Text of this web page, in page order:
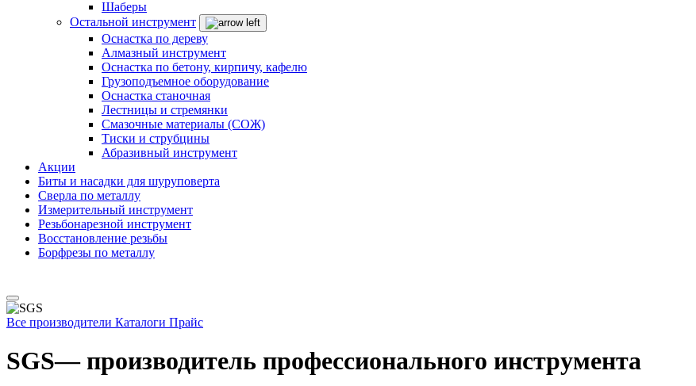
Шаберы
Остальной инструмент
Оснастка по дереву
Алмазный инструмент
Оснастка по бетону, кирпичу, кафелю
Грузоподъемное оборудование
Оснастка станочная
Лестницы и стремянки
Смазочные материалы (СОЖ)
Тиски и струбцины
Абразивный инструмент
Акции
Биты и насадки для шуруповерта
Сверла по металлу
Измерительный инструмент
Резьбонарезной инструмент
Восстановление резьбы
Борфрезы по металлу
Все производители Каталоги Прайс
SGS— производитель профессионального инструмента